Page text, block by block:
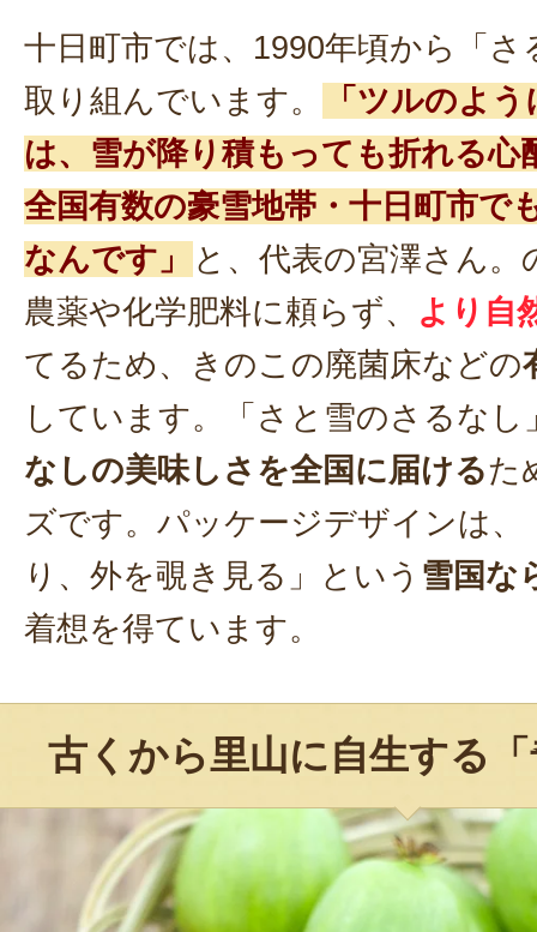
十日町市では、1990年頃から「
取り組んでいます。
「ツルのよ
は、雪が降り積もっても折れる心
全国有数の豪雪地帯・十日町市で
なんです」
と、代表の宮澤さん
農薬や化学肥料に頼らず、 より自
てるため、きのこの廃菌床などの
しています。「さと雪のさるなし
なしの美味しさを全国に届けるた
ズです。パッケージデザインは、
り、外を覗き見る」という 雪国な
着想を得ています。
古くから里山に自生する